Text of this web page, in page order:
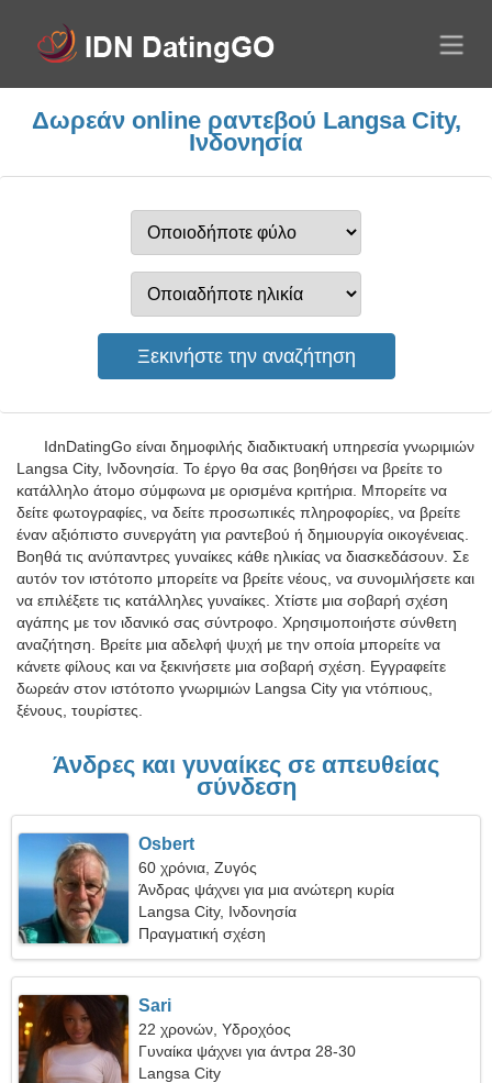
Δωρεάν online ραντεβού Langsa City,
Ινδονησία
IdnDatingGo είναι δημοφιλής διαδικτυακή υπηρεσία γνωριμιών
Langsa City, Ινδονησία. Το έργο θα σας βοηθήσει να βρείτε το
κατάλληλο άτομο σύμφωνα με ορισμένα κριτήρια. Μπορείτε να
δείτε φωτογραφίες, να δείτε προσωπικές πληροφορίες, να βρείτε
έναν αξιόπιστο συνεργάτη για ραντεβού ή δημιουργία οικογένειας.
Βοηθά τις ανύπαντρες γυναίκες κάθε ηλικίας να διασκεδάσουν. Σε
αυτόν τον ιστότοπο μπορείτε να βρείτε νέους, να συνομιλήσετε και
να επιλέξετε τις κατάλληλες γυναίκες. Χτίστε μια σοβαρή σχέση
αγάπης με τον ιδανικό σας σύντροφο. Χρησιμοποιήστε σύνθετη
αναζήτηση. Βρείτε μια αδελφή ψυχή με την οποία μπορείτε να
κάνετε φίλους και να ξεκινήσετε μια σοβαρή σχέση. Εγγραφείτε
δωρεάν στον ιστότοπο γνωριμιών Langsa City για ντόπιους,
ξένους, τουρίστες.
Άνδρες και γυναίκες σε απευθείας
σύνδεση
Osbert
60 χρόνια, Ζυγός
Άνδρας ψάχνει για μια ανώτερη κυρία
Langsa City, Ινδονησία
Πραγματική σχέση
Sari
22 χρονών, Υδροχόος
Γυναίκα ψάχνει για άντρα 28-30
Langsa City